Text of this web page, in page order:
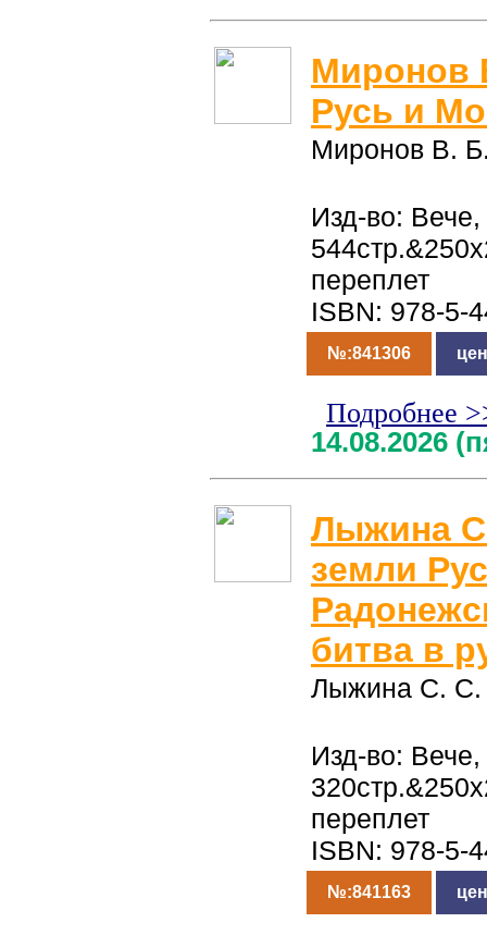
Миронов
Русь и
Миронов В.
Изд-во: Вече,
переплет
ISBN: 978-5-
№:841306
Подробнее
14.08.2026
Лыжина
земли
битва в
Лыжина С. С.
Изд-во: Вече,
переплет
ISBN: 978-5-
№:841163